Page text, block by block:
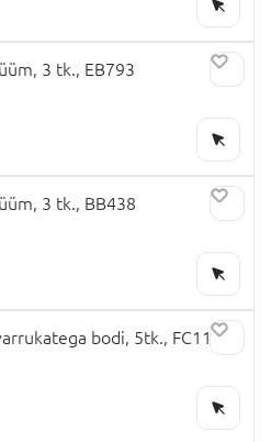
3 tk., EB793
3 tk., BB438
bodi, 5tk., FC114